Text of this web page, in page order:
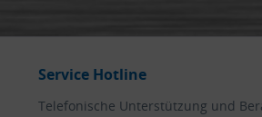
Service Hotline
Telefonische Unterstützung und